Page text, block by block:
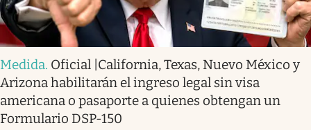
Medida. Oficial |California, Texas, Nuevo México y
Arizona habilitarán el ingreso legal sin visa
americana o pasaporte a quienes obtengan un
Formulario DSP-150